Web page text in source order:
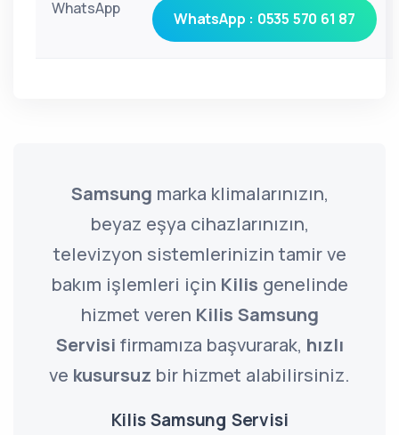
WhatsApp
WhatsApp : 0535 570 61 87
Samsung marka klimalarınızın,
beyaz eşya cihazlarınızın,
televizyon sistemlerinizin tamir ve
bakım işlemleri için Kilis genelinde
hizmet veren Kilis Samsung
Servisi firmamıza başvurarak, hızlı
ve kusursuz bir hizmet alabilirsiniz.
Kilis Samsung Servisi